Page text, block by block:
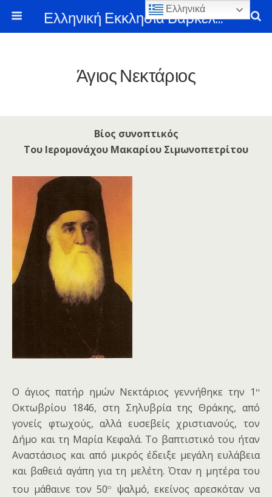
Ελληνική Εκκλησία Βαρκελώνης
Άγιος Νεκτάριος
Βίος συνοπτικός
Του Ιερομονάχου Μακαρίου Σιμωνοπετρίτου
Ο άγιος πατήρ ημών Νεκτάριος γεννήθηκε την 1 η
Οκτωβρίου 1846, στη Σηλυβρία της Θράκης, από
γονείς φτωχούς, αλλά ευσεβείς χριστιανούς, τον
Δήμο και τη Μαρία Κεφαλά. Το βαπτιστικό του ήταν
Αναστάσιος και από μικρός έδειξε μεγάλη ευλάβεια
και βαθειά αγάπη για τη μελέτη. Όταν η μητέρα του
του μάθαινε τον 50ο ψαλμό, εκείνος αρεσκόταν να
Ελληνικά